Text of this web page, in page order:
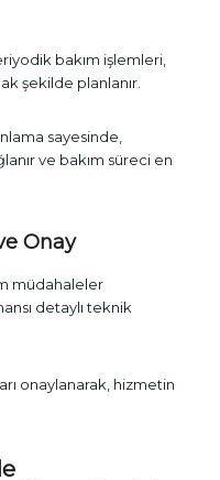
bakım işlemleri,
şekilde planlanır.
sayesinde,
ve bakım süreci en
Onay
müdahaleler
detaylı teknik
onaylanarak, hizmetin